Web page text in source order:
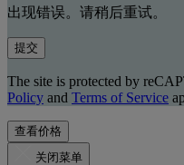
出现错误。请稍后重试。
提交
The site is protected by
Policy and Terms of Service
查看价格
关闭菜单